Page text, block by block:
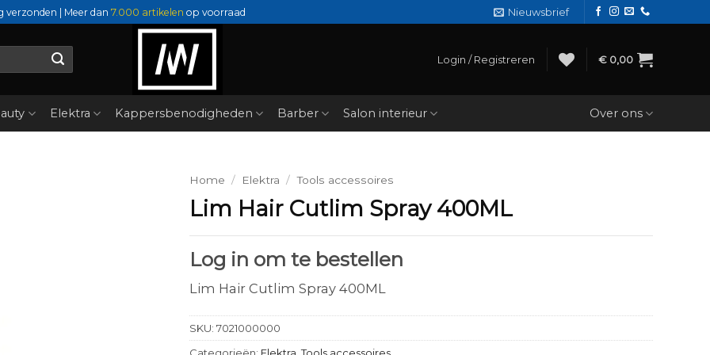
verzonden | Meer dan 7.000 artikelen op voorraad Nieuwsbrief
Login / Registreren € 0,00
Elektra Kappersbenodigheden Barber Salon interieur Over ons
Home / Elektra / Tools accessoires
Lim Hair Cutlim Spray 400ML
Log in om te bestellen
Lim Hair Cutlim Spray 400ML
SKU: 7021000000